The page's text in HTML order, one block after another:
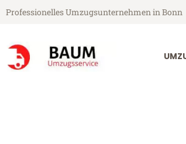
Professionelles Umzugsunternehmen in Bonn